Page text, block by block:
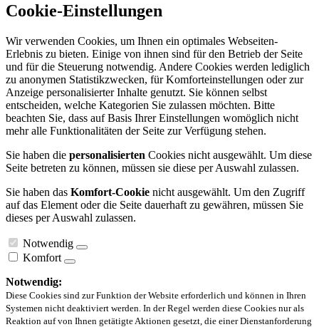
Cookie-Einstellungen
Wir verwenden Cookies, um Ihnen ein optimales Webseiten-
Erlebnis zu bieten. Einige von ihnen sind für den Betrieb der Seite
und für die Steuerung notwendig. Andere Cookies werden lediglich
zu anonymen Statistikzwecken, für Komforteinstellungen oder zur
Anzeige personalisierter Inhalte genutzt. Sie können selbst
entscheiden, welche Kategorien Sie zulassen möchten. Bitte
beachten Sie, dass auf Basis Ihrer Einstellungen womöglich nicht
mehr alle Funktionalitäten der Seite zur Verfügung stehen.
Sie haben die personalisierten Cookies nicht ausgewählt. Um diese
Seite betreten zu können, müssen sie diese per Auswahl zulassen.
Sie haben das Komfort-Cookie nicht ausgewählt. Um den Zugriff
auf das Element oder die Seite dauerhaft zu gewähren, müssen Sie
dieses per Auswahl zulassen.
Notwendig
Komfort
Notwendig:
Diese Cookies sind zur Funktion der Website erforderlich und können in Ihren
Systemen nicht deaktiviert werden. In der Regel werden diese Cookies nur als
Reaktion auf von Ihnen getätigte Aktionen gesetzt, die einer Dienstanforderung